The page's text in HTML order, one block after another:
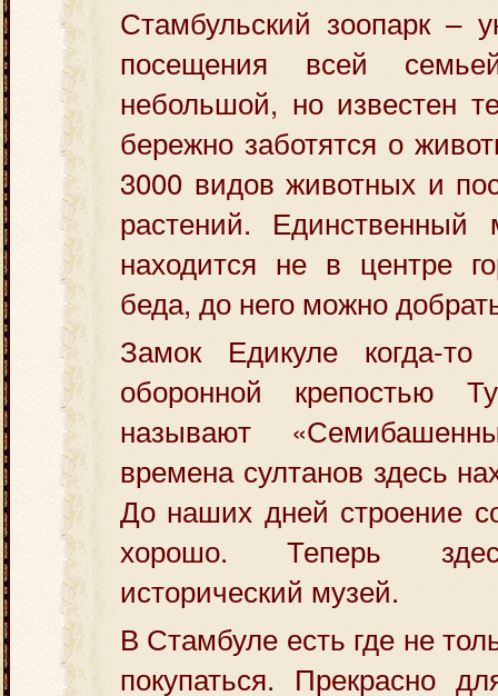
Стамбульский зоопарк –
посещения всей
небольшой, но известен
бережно заботятся о
3000 видов животных и
растений. Единственный
находится не в центре
беда, до него можно
Замок Едикуле когда-
оборонной крепостью
называют
времена султанов здесь
До наших дней строение
хорошо. Теперь
исторический музей.
В Стамбуле есть где не
покупаться. Прекрасно